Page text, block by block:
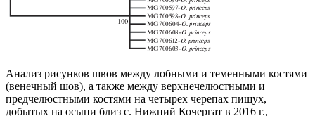
Анализ рисунков швов между лобными и теменными костями
(венечный шов), а также между верхнечелюстными и
предчелюстными костями на четырех черепах пищух,
добытых на осыпи близ с. Нижний Кочергат в 2016 г.,